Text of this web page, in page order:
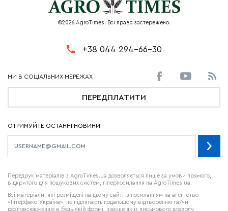
©2026 AgroTimes. Всі права застережено.
+38 044 294-66-30
ПЕРЕДПЛАТИТИ
ОТРИМУЙТЕ ОСТАННІ НОВИНИ
Передрук матеріалів з AgroTimes.ua дозволяється лише за умови прямого,
відкритого для пошукових систем, гіперпосилання на AgroTimes.ua.
Всі матеріали, які розміщені на цьому сайті із посиланням на агентство
«Інтерфакс-Україна», не підлягають подальшому відтворенню та/чи
розповсюдженню в будь-якій формі, інакше як із письмового дозволу